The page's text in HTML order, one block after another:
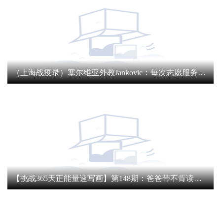
（上海战疫录）塞尔维亚外教Jankovic：每次志愿服务都像在奖励自己
【挑战365天正能量速写画】第148期：爸爸带不肯读书女儿体验挖藕4小时